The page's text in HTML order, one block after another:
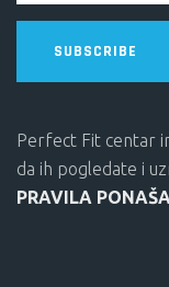
SUBSCRIBE
Perfect Fit centar
da ih pogledate i
PRAVILA